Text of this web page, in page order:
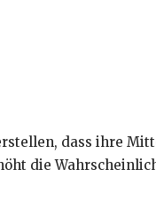
dass ihre
die